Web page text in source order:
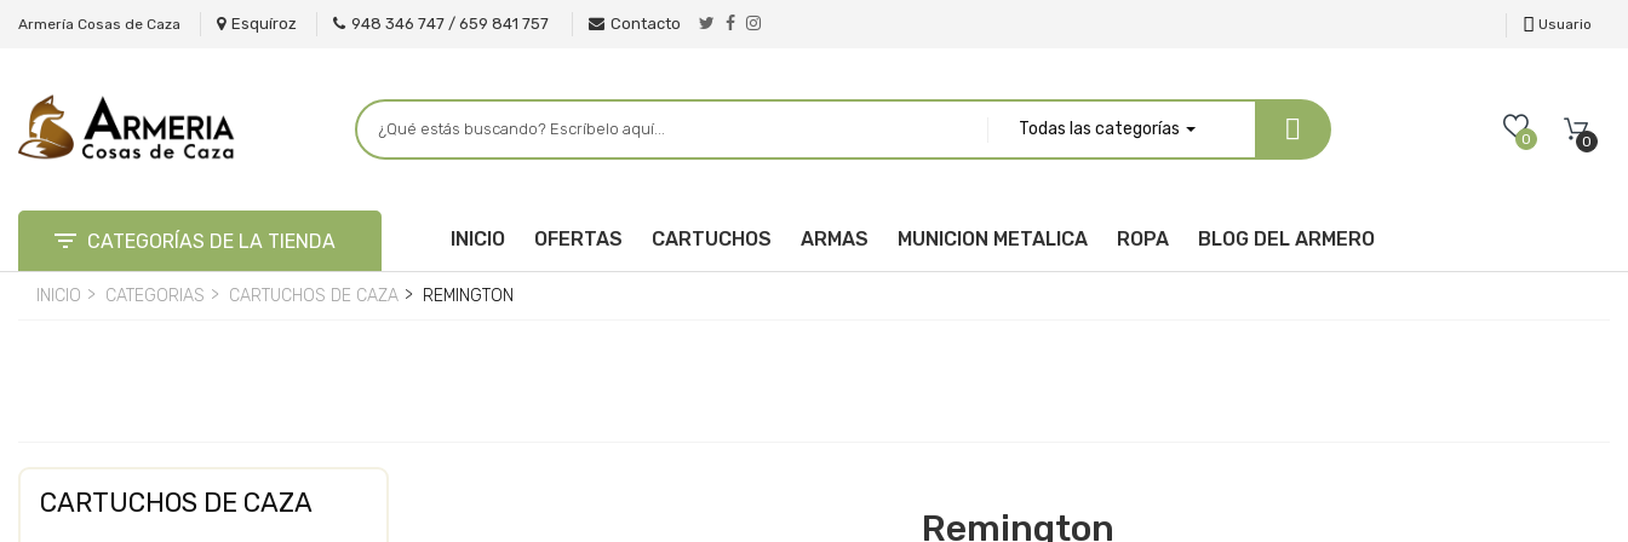
Armería Cosas de Caza Esquíroz 948 346 747 / 659 841 757 Contacto Usuario
Todas las categorías
0 0
 CATEGORÍAS DE LA TIENDA INICIO OFERTAS CARTUCHOS ARMAS MUNICION METALICA ROPA BLOG DEL ARMERO
INICIO CATEGORIAS CARTUCHOS DE CAZA REMINGTON
CARTUCHOS DE CAZA
Remington